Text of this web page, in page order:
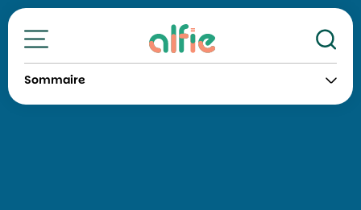
Toutes nos formations
Sommaire